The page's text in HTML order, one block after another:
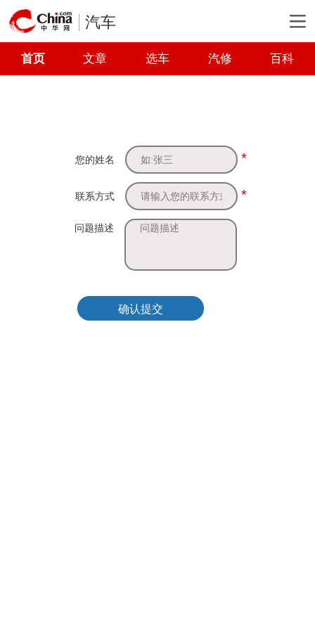
汽车
首页 文章 选车 汽修 百科
您的姓名 *
联系方式 *
问题描述
确认提交